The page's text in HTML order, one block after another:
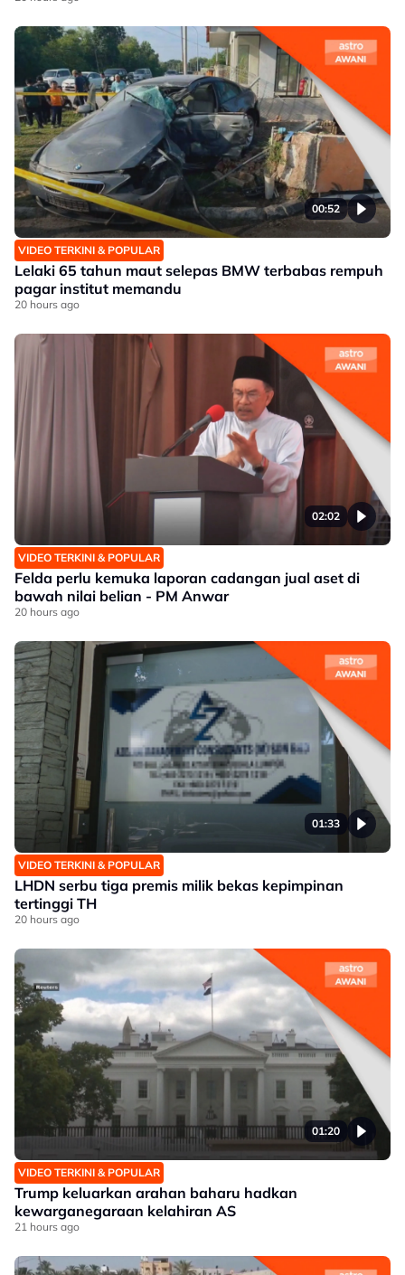
00:52
VIDEO TERKINI & POPULAR
Lelaki 65 tahun maut selepas BMW terbabas rempuh
pagar institut memandu
20 hours ago
02:02
VIDEO TERKINI & POPULAR
Felda perlu kemuka laporan cadangan jual aset di
bawah nilai belian - PM Anwar
20 hours ago
01:33
VIDEO TERKINI & POPULAR
LHDN serbu tiga premis milik bekas kepimpinan
tertinggi TH
20 hours ago
01:20
VIDEO TERKINI & POPULAR
Trump keluarkan arahan baharu hadkan
kewarganegaraan kelahiran AS
21 hours ago